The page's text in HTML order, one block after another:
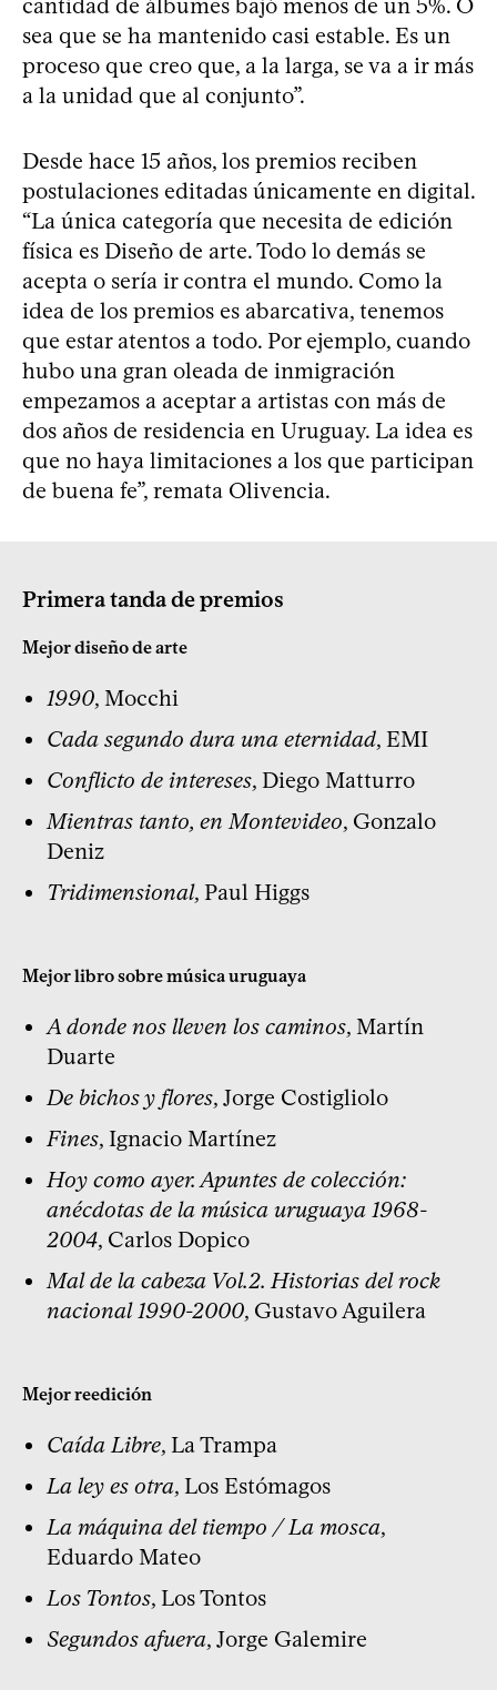
sea que se ha mantenido casi estable. Es un
proceso que creo que, a la larga, se va a ir más
a la unidad que al conjunto”.
Desde hace 15 años, los premios reciben
postulaciones editadas únicamente en digital.
“La única categoría que necesita de edición
física es Diseño de arte. Todo lo demás se
acepta o sería ir contra el mundo. Como la
idea de los premios es abarcativa, tenemos
que estar atentos a todo. Por ejemplo, cuando
hubo una gran oleada de inmigración
empezamos a aceptar a artistas con más de
dos años de residencia en Uruguay. La idea es
que no haya limitaciones a los que participan
de buena fe”, remata Olivencia.
Primera tanda de premios
Mejor diseño de arte
1990, Mocchi
Cada segundo dura una eternidad, EMI
Conflicto de intereses, Diego Matturro
Mientras tanto, en Montevideo, Gonzalo
Deniz
Tridimensional, Paul Higgs
Mejor libro sobre música uruguaya
A donde nos lleven los caminos, Martín
Duarte
De bichos y flores, Jorge Costigliolo
Fines, Ignacio Martínez
Hoy como ayer. Apuntes de colección:
anécdotas de la música uruguaya 1968-
2004, Carlos Dopico
Mal de la cabeza Vol.2. Historias del rock
nacional 1990-2000, Gustavo Aguilera
Mejor reedición
Caída Libre, La Trampa
La ley es otra, Los Estómagos
La máquina del tiempo / La mosca,
Eduardo Mateo
Los Tontos, Los Tontos
Segundos afuera, Jorge Galemire